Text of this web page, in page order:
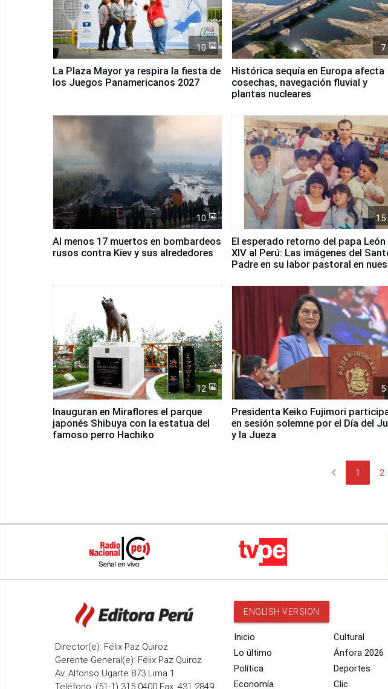
10
La Plaza Mayor ya respira la fiesta de
los Juegos Panamericanos 2027
7
Histórica sequía en Europa afecta
cosechas, navegación fluvial y
plantas nucleares
10
Al menos 17 muertos en bombardeos
rusos contra Kiev y sus alrededores
15
El esperado retorno del papa León
XIV al Perú: Las imágenes del
Padre en su labor pastoral en
12
Inauguran en Miraflores el parque
japonés Shibuya con la estatua del
famoso perro Hachiko
5
Presidenta Keiko Fujimori
en sesión solemne por el Día del
y la Jueza
chevron_left 1 2
Director(e): Félix Paz Quiroz
Gerente General(e): Félix Paz Quiroz
Av. Alfonso Ugarte 873 Lima 1
Teléfono: (51-1) 315 0400 Fax: 431 2849
ENGLISH VERSION
Inicio
Lo último
Política
Economía
Cultural
Ánfora 2026
Deportes
Clic